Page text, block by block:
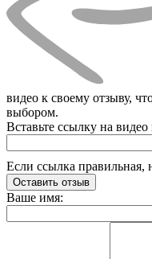
видео к своему отзыву,
выбором.
Вставьте ссылку на видео
Если ссылка
Оставить отзыв
Ваше имя: